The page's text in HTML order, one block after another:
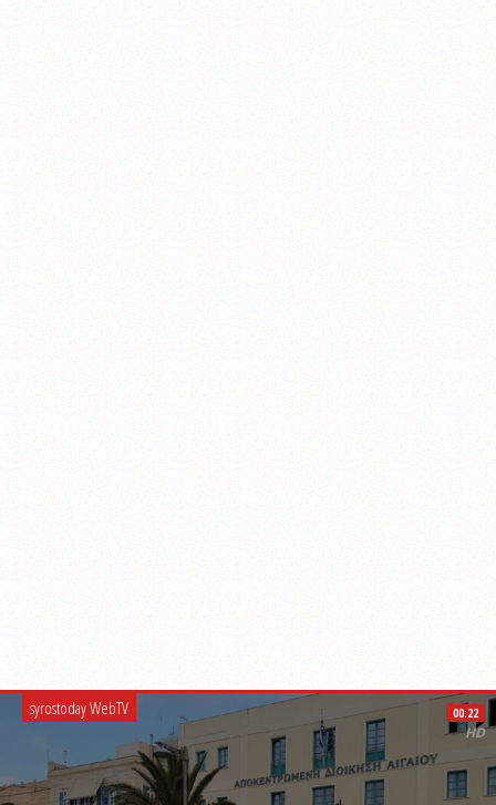
syrostoday WebTV 00:22
HD